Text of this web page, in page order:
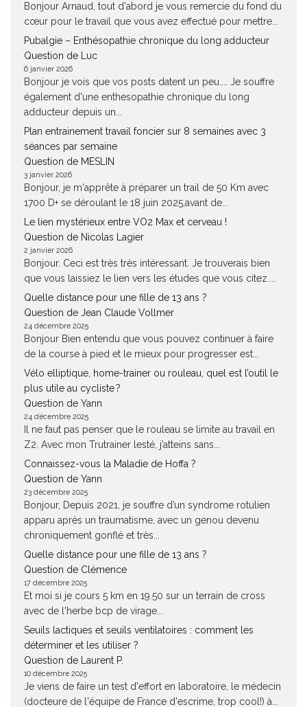
Bonjour Arnaud, tout d'abord je vous remercie du fond du
cœur pour le travail que vous avez effectué pour mettre...
Pubalgie – Enthésopathie chronique du long adducteur
Question de Luc
6 janvier 2026
Bonjour je vois que vos posts datent un peu.... Je souffre
également d'une enthesopathie chronique du long
adducteur depuis un...
Plan entrainement travail foncier sur 8 semaines avec 3
séances par semaine
Question de MESLIN
3 janvier 2026
Bonjour, je m'apprête à préparer un trail de 50 Km avec
1700 D+ se déroulant le 18 juin 2025,avant de...
Le lien mystérieux entre VO2 Max et cerveau !
Question de Nicolas Lagier
2 janvier 2026
Bonjour. Ceci est très très intéressant. Je trouverais bien
que vous laissiez le lien vers les études que vous citez....
Quelle distance pour une fille de 13 ans ?
Question de Jean Claude Vollmer
24 décembre 2025
Bonjour Bien entendu que vous pouvez continuer à faire
de la course à pied et le mieux pour progresser est...
Vélo elliptique, home-trainer ou rouleau, quel est l’outil le
plus utile au cycliste ?
Question de Yann
24 décembre 2025
Il ne faut pas penser que le rouleau se limite au travail en
Z2. Avec mon Trutrainer lesté, j’atteins sans...
Connaissez-vous la Maladie de Hoffa ?
Question de Yann
23 décembre 2025
Bonjour, Depuis 2021, je souffre d’un syndrome rotulien
apparu après un traumatisme, avec un genou devenu
chroniquement gonflé et très...
Quelle distance pour une fille de 13 ans ?
Question de Clémence
17 décembre 2025
Et moi si je cours 5 km en 19.50 sur un terrain de cross
avec de l'herbe bcp de virage...
Seuils lactiques et seuils ventilatoires : comment les
déterminer et les utiliser ?
Question de Laurent P.
10 décembre 2025
Je viens de faire un test d'effort en laboratoire, le médecin
(docteure de l'équipe de France d'escrime, trop cool!) à...